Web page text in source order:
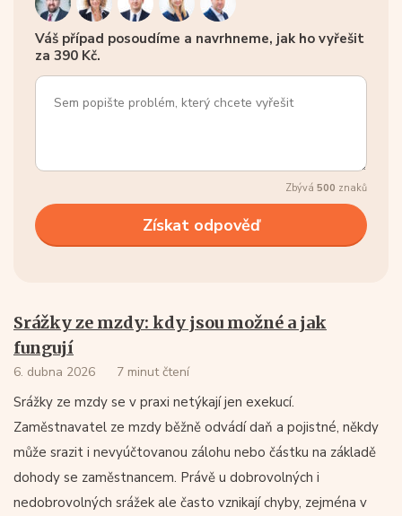
Váš případ posoudíme a navrhneme, jak ho vyřešit
za 390 Kč.
Zbývá 500 znaků
Srážky ze mzdy: kdy jsou možné a jak
fungují
6. dubna 2026 7 minut čtení
Srážky ze mzdy se v praxi netýkají jen exekucí.
Zaměstnavatel ze mzdy běžně odvádí daň a pojistné, někdy
může srazit i nevyúčtovanou zálohu nebo částku na základě
dohody se zaměstnancem. Právě u dobrovolných i
nedobrovolných srážek ale často vznikají chyby, zejména v